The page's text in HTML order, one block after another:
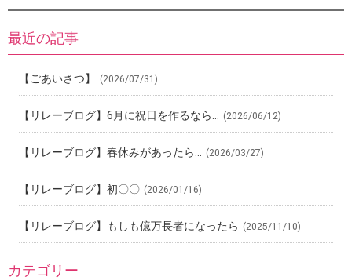
最近の記事
【ごあいさつ】 (2026/07/31)
【リレーブログ】6月に祝日を作るなら… (2026/06/12)
【リレーブログ】春休みがあったら… (2026/03/27)
【リレーブログ】初〇〇 (2026/01/16)
【リレーブログ】もしも億万長者になったら (2025/11/10)
カテゴリー